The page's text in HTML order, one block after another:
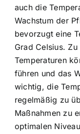
auch die
Wachstum der
bevorzugt eine
Grad Celsius.
Temperaturen
führen und das
wichtig, die
regelmäßig zu
Maßnahmen zu
optimalen